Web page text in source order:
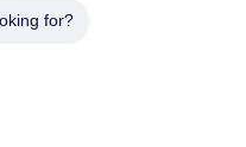
Tongxiang, Província de
for?